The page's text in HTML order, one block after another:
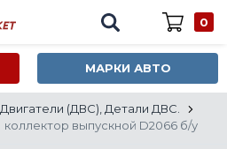
0
МАРКИ АВТО
Двигатели (ДВС), Детали ДВС.
коллектор выпускной D2066 б/у